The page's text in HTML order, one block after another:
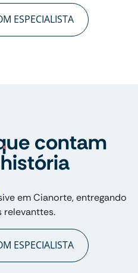
ESPECIALISTA
contam
em Cianorte, entregando
relevanttes.
ESPECIALISTA